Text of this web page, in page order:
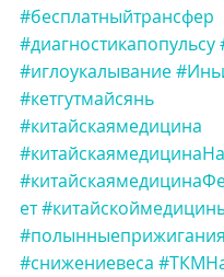
#бесплатныйтрансфер
#диагностикапопульсу
#иглоукалывание
#кетгутмайсянь
#китайскаямедицина
ет
#полынныеприжигания
#снижениевеса